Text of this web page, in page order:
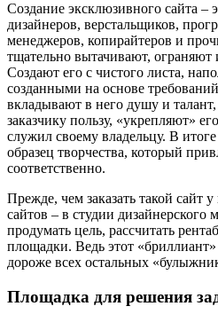
Создание эксклюзивного сайта –
дизайнеров, верстальщиков,
менеджеров, копирайтеров и
тщательно вытачивают,
Создают его с чистого листа,
созданными на основе
вкладывают в него душу и
заказчику пользу, «укрепляют»
служил своему владельцу. В
образец творчества, который
соответственно.
Прежде, чем заказать такой сайт
сайтов – в студии дизайнерского
продумать цель, рассчитать
площадки. Ведь этот «бриллиант»
дороже всех остальных
Площадка для решения